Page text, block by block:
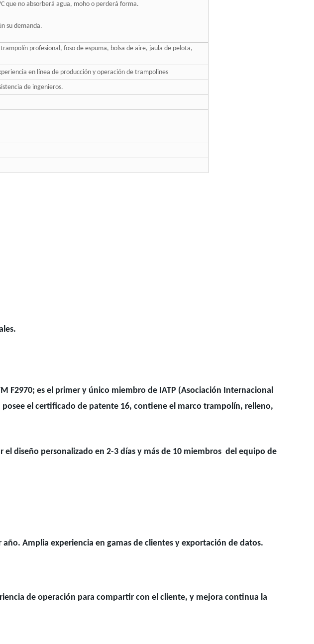
que no absorberá agua, moho o perderá forma.
su demanda.
profesional, foso de espuma, bolsa de aire, jaula de pelota,
en línea de producción y operación de trampolines
de ingenieros.
F2970; es el primer y único miembro de IATP (Asociación Internacional
el certificado de patente 16, contiene el marco trampolín, relleno,
diseño personalizado en 2-3 días y más de 10 miembros del equipo de
Amplia experiencia en gamas de clientes y exportación de datos.
de operación para compartir con el cliente, y mejora continua la